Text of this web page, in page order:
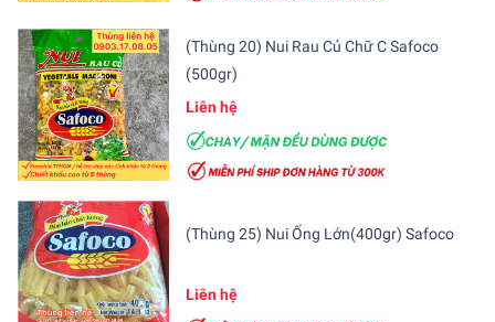
(Thùng 20) Nui Rau Củ Chữ C Safoco
(500gr)
Liên hệ
(Thùng 25) Nui Ống Lớn(400gr) Safoco
Liên hệ